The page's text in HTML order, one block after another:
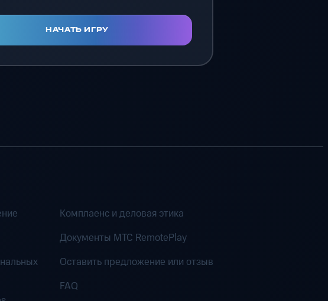
НАЧАТЬ ИГРУ
Комплаенс и деловая этика
Документы MTC RemotePlay
Оставить предложение или отзыв
FAQ